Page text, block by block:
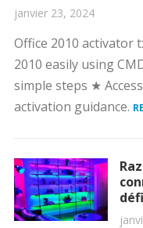
janvier 23, 2024
Office 2010 activator
2010 easily using
simple steps ★
activation guidance.